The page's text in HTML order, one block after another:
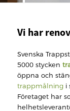
Vi har
Svenska
5000 stycken
öppna och
trappmålningi
Företaget har